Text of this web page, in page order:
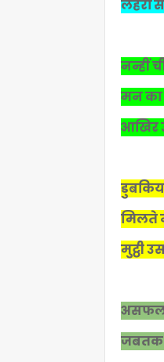
लहरों
नन्हीं
मन का
आखिर
मिलते
मुट्ठी
जबतक